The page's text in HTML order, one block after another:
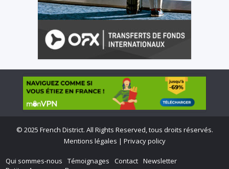
© 2025 French District. All Rights Reserved, tous droits réservés.
Mentions légales | Privacy policy
Qui sommes-nous Témoignages Contact Newsletter